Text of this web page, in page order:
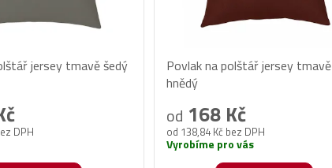
jersey tmavě šedý
DPH
Povlak na polštář jersey tmavě
hnědý
od 138,84 Kč bez DPH
od 168 Kč
Vyrobíme pro vás